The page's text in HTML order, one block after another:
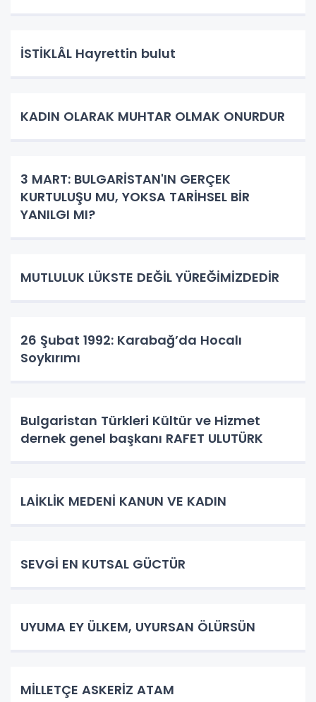
İSTİKLÂL Hayrettin bulut
KADIN OLARAK MUHTAR OLMAK ONURDUR
3 MART: BULGARİSTAN'IN GERÇEK
KURTULUŞU MU, YOKSA TARİHSEL BİR
YANILGI MI?
MUTLULUK LÜKSTE DEĞİL YÜREĞİMİZDEDİR
26 Şubat 1992: Karabağ’da Hocalı
Soykırımı
Bulgaristan Türkleri Kültür ve Hizmet
dernek genel başkanı RAFET ULUTÜRK
LAİKLİK MEDENİ KANUN VE KADIN
SEVGİ EN KUTSAL GÜCTÜR
UYUMA EY ÜLKEM, UYURSAN ÖLÜRSÜN
​MİLLETÇE ASKERİZ ATAM